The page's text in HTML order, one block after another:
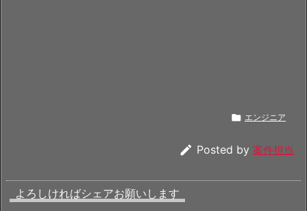
 エンジニア
 Posted by 案件担当
よろしければシェアお願いします